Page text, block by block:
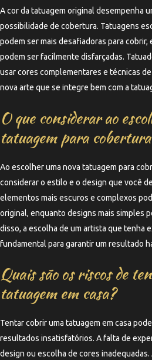
A cor da tatuagem original desempenha
possibilidade de cobertura. Tatuagens
podem ser mais desafiadoras para cobrir,
podem ser facilmente disfarçadas.
usar cores complementares e técnicas
nova arte que se integre bem com a
O que considerar ao
tatuagem para
Ao escolher uma nova tatuagem para
considerar o estilo e o design que você
elementos mais escuros e complexos
original, enquanto designs mais simples
disso, a escolha de um artista que tenha
fundamental para garantir um resultado
Quais são os riscos de
tatuagem em casa?
Tentar cobrir uma tatuagem em casa
resultados insatisfatórios. A falta de
design ou escolha de cores inadequadas.